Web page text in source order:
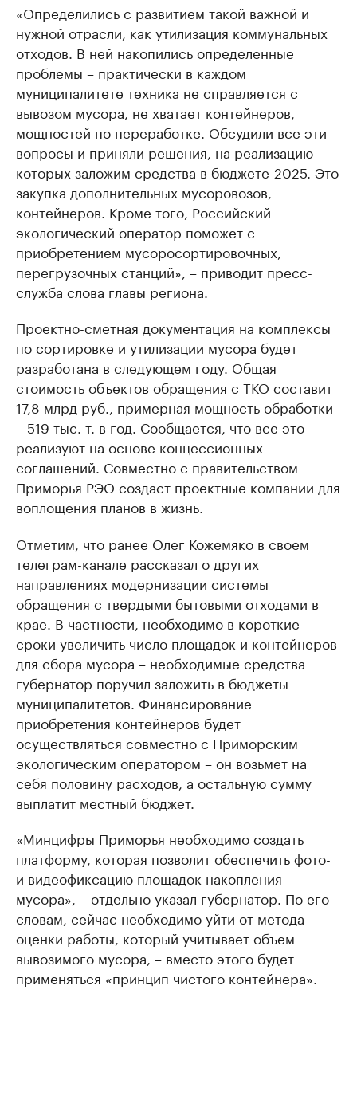
«Определились с развитием такой важной и
нужной отрасли, как утилизация коммунальных
отходов. В ней накопились определенные
проблемы – практически в каждом
муниципалитете техника не справляется с
вывозом мусора, не хватает контейнеров,
мощностей по переработке. Обсудили все эти
вопросы и приняли решения, на реализацию
которых заложим средства в бюджете-2025. Это
закупка дополнительных мусоровозов,
контейнеров. Кроме того, Российский
экологический оператор поможет с
приобретением мусоросортировочных,
перегрузочных станций», – приводит пресс-
служба слова главы региона.
Проектно-сметная документация на комплексы
по сортировке и утилизации мусора будет
разработана в следующем году. Общая
стоимость объектов обращения с ТКО составит
17,8 млрд руб., примерная мощность обработки
– 519 тыс. т. в год. Сообщается, что все это
реализуют на основе концессионных
соглашений. Совместно с правительством
Приморья РЭО создаст проектные компании для
воплощения планов в жизнь.
Отметим, что ранее Олег Кожемяко в своем
телеграм-канале рассказал о других
направлениях модернизации системы
обращения с твердыми бытовыми отходами в
крае. В частности, необходимо в короткие
сроки увеличить число площадок и контейнеров
для сбора мусора – необходимые средства
губернатор поручил заложить в бюджеты
муниципалитетов. Финансирование
приобретения контейнеров будет
осуществляться совместно с Приморским
экологическим оператором – он возьмет на
себя половину расходов, а остальную сумму
выплатит местный бюджет.
«Минцифры Приморья необходимо создать
платформу, которая позволит обеспечить фото-
и видеофиксацию площадок накопления
мусора», – отдельно указал губернатор. По его
словам, сейчас необходимо уйти от метода
оценки работы, который учитывает объем
вывозимого мусора, – вместо этого будет
применяться «принцип чистого контейнера».